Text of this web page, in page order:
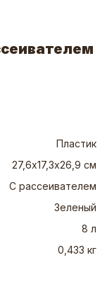
Пластик
27,6х17,3х26,9 см
С рассеивателем
Зеленый
8 л
0,433 кг